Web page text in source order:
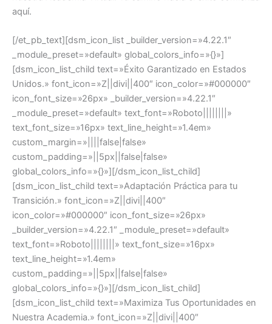
aquí.
[/et_pb_text][dsm_icon_list _builder_version=»4.22.1″
_module_preset=»default» global_colors_info=»{}»]
[dsm_icon_list_child text=»Éxito Garantizado en Estados
Unidos.» font_icon=»Z||divi||400″ icon_color=»#000000″
icon_font_size=»26px» _builder_version=»4.22.1″
_module_preset=»default» text_font=»Roboto||||||||»
text_font_size=»16px» text_line_height=»1.4em»
custom_margin=»||||false|false»
custom_padding=»||5px||false|false»
global_colors_info=»{}»][/dsm_icon_list_child]
[dsm_icon_list_child text=»Adaptación Práctica para tu
Transición.» font_icon=»Z||divi||400″
icon_color=»#000000″ icon_font_size=»26px»
_builder_version=»4.22.1″ _module_preset=»default»
text_font=»Roboto||||||||» text_font_size=»16px»
text_line_height=»1.4em»
custom_padding=»||5px||false|false»
global_colors_info=»{}»][/dsm_icon_list_child]
[dsm_icon_list_child text=»Maximiza Tus Oportunidades en
Nuestra Academia.» font_icon=»Z||divi||400″